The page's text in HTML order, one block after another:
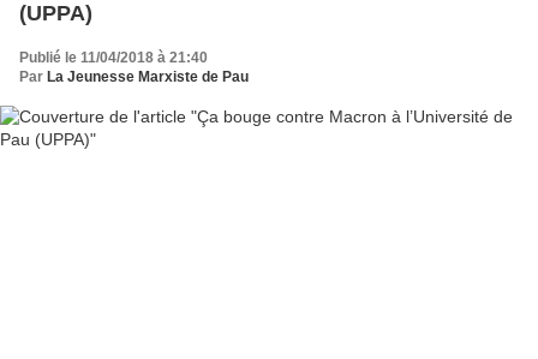
(UPPA)
Publié le 11/04/2018 à 21:40
Par La Jeunesse Marxiste de Pau